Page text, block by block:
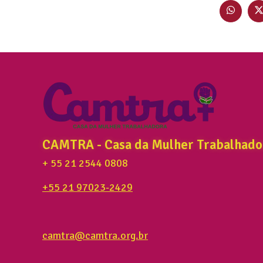
CAMTRA - Casa da Mulher
+ 55 21 2544 0808
+55 21 97023-2429
camtra@camtra.org.br